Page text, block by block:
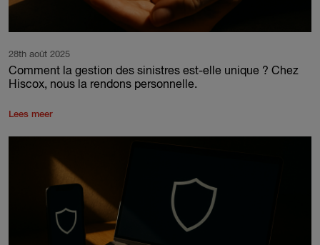
28th août 2025
Comment la gestion des sinistres est-elle unique ? Chez
Hiscox, nous la rendons personnelle.
Lees meer